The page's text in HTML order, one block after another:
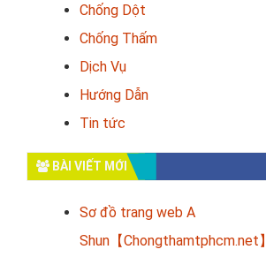
Chống Dột
Chống Thấm
Dịch Vụ
Hướng Dẫn
Tin tức
BÀI VIẾT MỚI
Sơ đồ trang web A
Shun【Chongthamtphcm.net】